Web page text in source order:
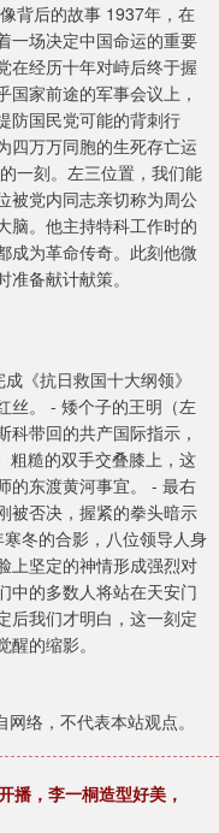
背后的故事 1937年，在
一场决定中国命运的重要
在经历十年对峙后终于握
家前途的军事会议上，
防国民党可能的背刺行
四万万同胞的生死存亡运
一刻。左三位置，我们能
被党内同志亲切称为周公
脑。他主持特科工作时的
成为革命传奇。此刻他微
备献计献策。
《抗日救国十大纲领》
丝。 - 矮个子的王明（左
带回的共产国际指示，
粗糙的双手交叠膝上，这
的东渡黄河事宜。 - 最右
被否决，握紧的拳头暗示
冬的合影，八位领导人身
上坚定的神情形成强烈对
中的多数人将站在天安门
后我们才明白，这一刻定
的缩影。
络，不代表本站观点。
播，李一桐造型好美，